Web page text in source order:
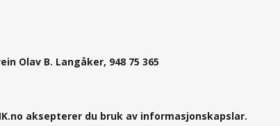
Olav B. Langåker, 948 75 365
aksepterer du bruk av informasjonskapslar.